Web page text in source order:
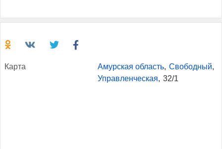
Кар­та Амурская область, Свободный,
Управленческая, 32/1